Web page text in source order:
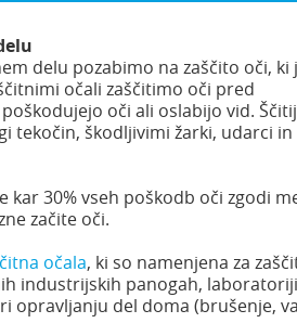
delu pozabimo na zaščito oči, ki
očali zaščitimo oči pred
oči ali oslabijo vid.
tekočin, škodljivimi žarki, udarci
kar 30% vseh poškodb oči zgodi
začite oči.
očala, ki so namenjena za
industrijskih panogah,
opravljanju del doma (brušenje,